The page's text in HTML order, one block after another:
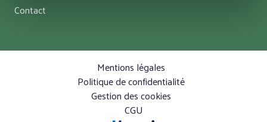
Contact
Mentions légales
Politique de confidentialité
Gestion des cookies
CGU